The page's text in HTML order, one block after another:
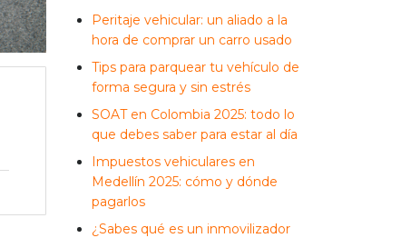
Peritaje vehicular: un aliado a la
hora de comprar un carro usado
Tips para parquear tu vehículo de
forma segura y sin estrés
SOAT en Colombia 2025: todo lo
que debes saber para estar al día
Impuestos vehiculares en
Medellín 2025: cómo y dónde
pagarlos
¿Sabes qué es un inmovilizador